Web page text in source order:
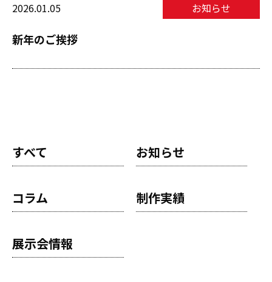
2026.01.05 お知らせ
新年のご挨拶
すべて お知らせ
コラム 制作実績
展示会情報